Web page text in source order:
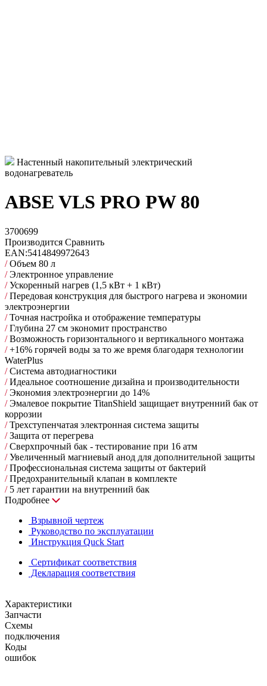
Настенный накопительный электрический
водонагреватель
ABSE VLS PRO PW 80
3700699
Производится Сравнить
EAN:5414849972643
/Объем 80 л
/Электронное управление
/Ускоренный нагрев (1,5 кВт + 1 кВт)
/Передовая конструкция для быстрого нагрева и экономии
электроэнергии
/Точная настройка и отображение температуры
/Глубина 27 см экономит пространство
/Возможность горизонтального и вертикального монтажа
/+16% горячей воды за то же время благодаря технологии
WaterPlus
/Cистема автодиагностики
/Идеальное соотношение дизайна и производительности
/Экономия электроэнергии до 14%
/Эмалевое покрытие TitanShield защищает внутренний бак от
коррозии
/Трехступенчатая электронная система защиты
/Защита от перегрева
/Сверхпрочный бак - тестирование при 16 атм
/Увеличенный магниевый анод для дополнительной защиты
/Профессиональная система защиты от бактерий
/Предохранительный клапан в комплекте
/5 лет гарантии на внутренний бак
Подробнее
Взрывной чертеж
Руководство по эксплуатации
Инструкция Quck Start
Сертификат соответствия
Декларация соответствия
Характеристики
Запчасти
Схемы
подключения
Коды
ошибок